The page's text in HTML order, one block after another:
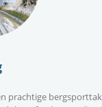
prachtige